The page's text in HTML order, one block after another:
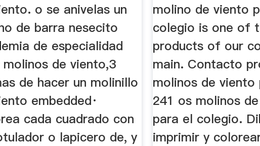
o se anivelas un
de barra nesecito
de especialidad
molinos de viento,3
de hacer un molinillo
embedded·
cada cuadrado con
o lapicero de, y
molino de viento
colegio is one of
products of our
main. Contacto
molinos de viento
241 os molinos
para el colegio.
imprimir y